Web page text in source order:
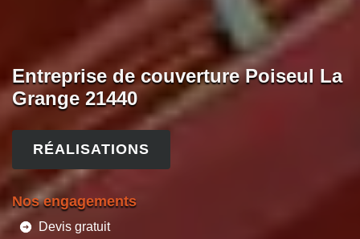
Entreprise de couverture Poiseul La
Grange 21440
RÉALISATIONS
Nos engagements
Devis gratuit